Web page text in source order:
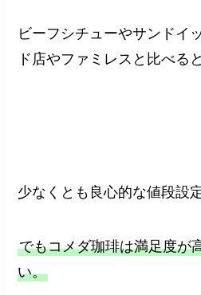
ビーフシチューやサンドイ
ド店やファミレスと比べる
少なくとも良心的な値段設
でもコメダ珈琲は満足度が
い。